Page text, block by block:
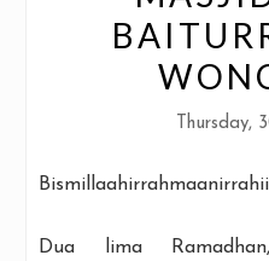
Thursday,
Dua lima